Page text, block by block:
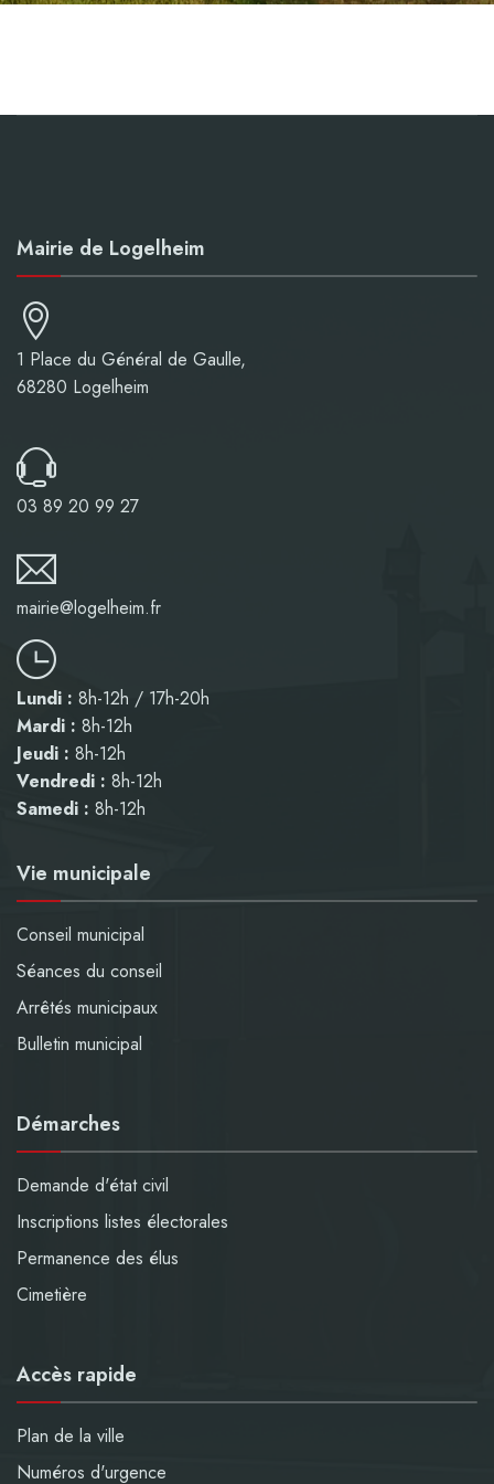
Mairie de Logelheim
1 Place du Général de Gaulle,
68280 Logelheim
03 89 20 99 27
mairie@logelheim.fr
Lundi : 8h-12h / 17h-20h
Mardi : 8h-12h
Jeudi : 8h-12h
Vendredi : 8h-12h
Samedi : 8h-12h
Vie municipale
Conseil municipal
Séances du conseil
Arrêtés municipaux
Bulletin municipal
Démarches
Demande d'état civil
Inscriptions listes électorales
Permanence des élus
Cimetière
Accès rapide
Plan de la ville
Numéros d'urgence